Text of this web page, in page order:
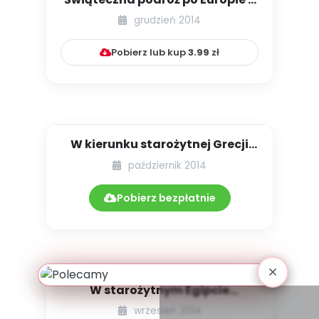
zabawy z fabułą
grudzień 2014
Pobierz lub kup3.99 zł
W kierunku starożytnej Grecji
[Mali Odkrywcy Wielkiego ...
październik 2014
Pobierz bezpłatnie
W starożytnym Egipcie
(scenariusz zajęć dla
wrzesień 2014